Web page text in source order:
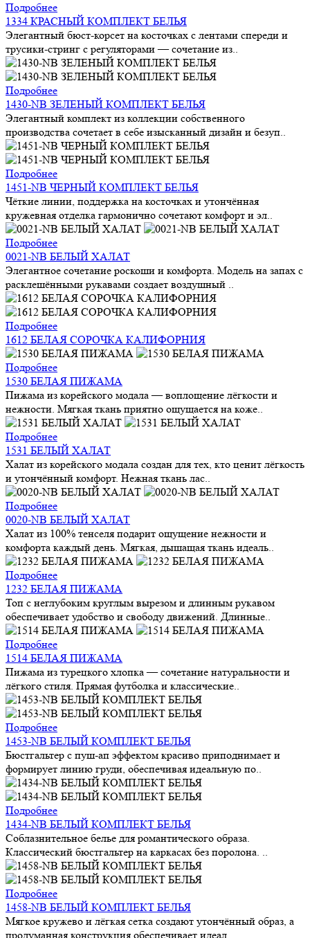
Подробнее
1334 КРАСНЫЙ КОМПЛЕКТ БЕЛЬЯ
Элегантный бюст-корсет на косточках с лентами спереди и
трусики-стринг с регуляторами — сочетание из..
Подробнее
1430-NB ЗЕЛЕНЫЙ КОМПЛЕКТ БЕЛЬЯ
Элегантный комплект из коллекции собственного
производства сочетает в себе изысканный дизайн и безуп..
Подробнее
1451-NB ЧЕРНЫЙ КОМПЛЕКТ БЕЛЬЯ
Чёткие линии, поддержка на косточках и утончённая
кружевная отделка гармонично сочетают комфорт и эл..
Подробнее
0021-NB БЕЛЫЙ ХАЛАТ
Элегантное сочетание роскоши и комфорта. Модель на запах с
расклешёнными рукавами создает воздушный ..
Подробнее
1612 БЕЛАЯ СОРОЧКА КАЛИФОРНИЯ
Подробнее
1530 БЕЛАЯ ПИЖАМА
Пижама из корейского модала — воплощение лёгкости и
нежности. Мягкая ткань приятно ощущается на коже..
Подробнее
1531 БЕЛЫЙ ХАЛАТ
Халат из корейского модала создан для тех, кто ценит лёгкость
и утончённый комфорт. Нежная ткань лас..
Подробнее
0020-NB БЕЛЫЙ ХАЛАТ
Халат из 100% тенселя подарит ощущение нежности и
комфорта каждый день. Мягкая, дышащая ткань идеаль..
Подробнее
1232 БЕЛАЯ ПИЖАМА
Топ с неглубоким круглым вырезом и длинным рукавом
обеспечивает удобство и свободу движений. Длинные..
Подробнее
1514 БЕЛАЯ ПИЖАМА
Пижама из турецкого хлопка — сочетание натуральности и
лёгкого стиля. Прямая футболка и классические..
Подробнее
1453-NB БЕЛЫЙ КОМПЛЕКТ БЕЛЬЯ
Бюстгальтер с пуш-ап эффектом красиво приподнимает и
формирует линию груди, обеспечивая идеальную по..
Подробнее
1434-NB БЕЛЫЙ КОМПЛЕКТ БЕЛЬЯ
Соблазнительное белье для романтического образа.
Классический бюстгальтер на каркасах без поролона. ..
Подробнее
1458-NB БЕЛЫЙ КОМПЛЕКТ БЕЛЬЯ
Мягкое кружево и лёгкая сетка создают утончённый образ, а
продуманная конструкция обеспечивает идеал..